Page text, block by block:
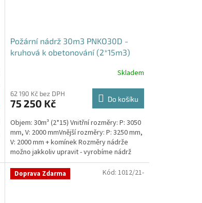
Požární nádrž 30m3 PNKO30D -
kruhová k obetonování (2*15m3)
Skladem
62 190 Kč bez DPH
75 250 Kč Do košíku
Objem: 30m³ (2*15) Vnitřní rozměry: P: 3050
mm, V: 2000 mmVnější rozměry: P: 3250 mm,
V: 2000 mm + komínek Rozměry nádrže
možno jakkoliv upravit - vyrobíme nádrž
na...
Doprava Zdarma Kód: 1012/21-